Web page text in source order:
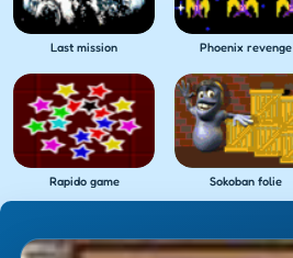
Last mission Phoenix revenge
Rapido game Sokoban folie